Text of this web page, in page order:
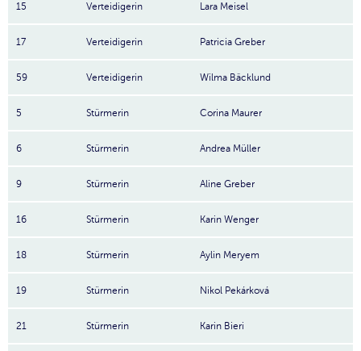
15 Verteidigerin Lara Meisel
17 Verteidigerin Patricia Greber
59 Verteidigerin Wilma Bäcklund
5 Stürmerin Corina Maurer
6 Stürmerin Andrea Müller
9 Stürmerin Aline Greber
16 Stürmerin Karin Wenger
18 Stürmerin Aylin Meryem
19 Stürmerin Nikol Pekárková
21 Stürmerin Karin Bieri